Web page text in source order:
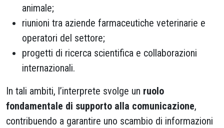
animale;
riunioni tra aziende farmaceutiche veterinarie e
operatori del settore;
progetti di ricerca scientifica e collaborazioni
internazionali.
In tali ambiti, l’interprete svolge un ruolo
fondamentale di supporto alla comunicazione,
contribuendo a garantire uno scambio di informazioni